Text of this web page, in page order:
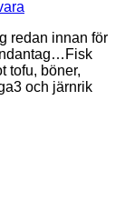
redan innan för
tofu, böner,
och järnrik